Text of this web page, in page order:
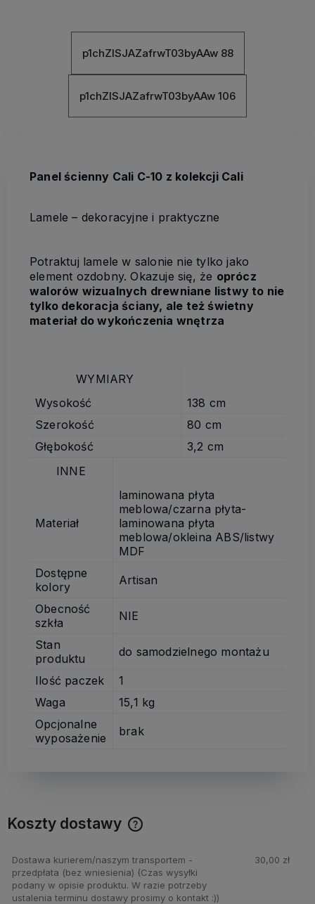
p1chZISJAZafrwT03byAAw 88
p1chZISJAZafrwT03byAAw 106
Panel ścienny Cali C-10 z kolekcji Cali
Lamele – dekoracyjne i praktyczne
Potraktuj lamele w salonie nie tylko jako
element ozdobny. Okazuje się, że oprócz
walorów wizualnych drewniane listwy to nie
tylko dekoracja ściany, ale też świetny
materiał do wykończenia wnętrza
WYMIARY
Wysokość
138 cm
Szerokość
80 cm
Głębokość
3,2 cm
INNE
Materiał
laminowana płyta
meblowa/czarna płyta-
laminowana płyta
meblowa/okleina ABS/listwy
MDF
Dostępne
kolory
Artisan
Obecność
szkła
NIE
Stan
produktu
do samodzielnego montażu
Ilość paczek
1
Waga
15,1 kg
Opcjonalne
wyposażenie
brak
Koszty dostawy
Dostawa kurierem/naszym transportem -
przedpłata (bez wniesienia) (Czas wysyłki
podany w opisie produktu. W razie potrzeby
ustalenia terminu dostawy prosimy o kontakt :))
30,00 zł